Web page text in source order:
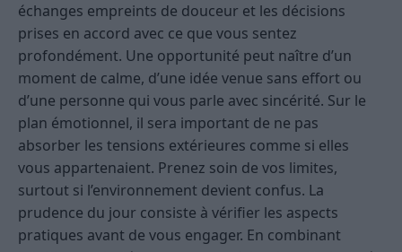
échanges empreints de douceur et les décisions
prises en accord avec ce que vous sentez
profondément. Une opportunité peut naître d’un
moment de calme, d’une idée venue sans effort ou
d’une personne qui vous parle avec sincérité. Sur le
plan émotionnel, il sera important de ne pas
absorber les tensions extérieures comme si elles
vous appartenaient. Prenez soin de vos limites,
surtout si l’environnement devient confus. La
prudence du jour consiste à vérifier les aspects
pratiques avant de vous engager. En combinant